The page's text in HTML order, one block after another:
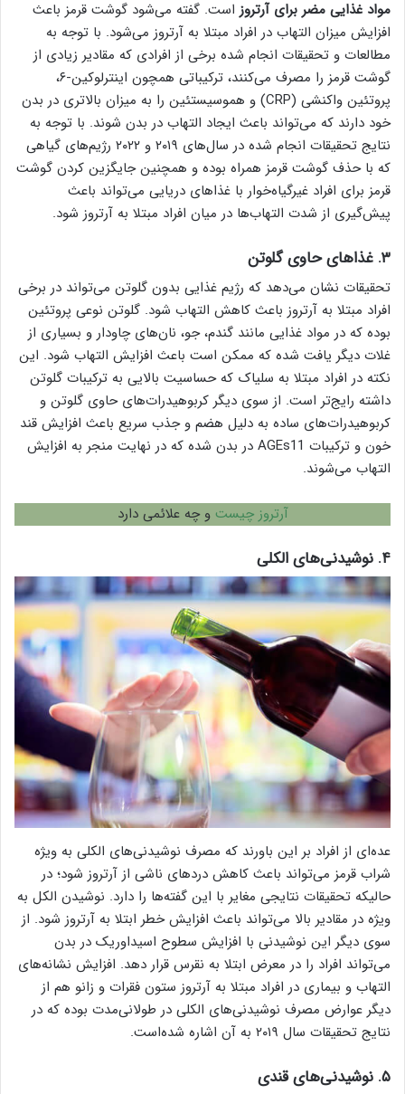
مواد غذایی مضر برای آرتروزاست. گفته می‌شود گوشت قرمز باعث
افزایش میزان التهاب در افراد مبتلا به آرتروز می‌شود. با توجه به
مطالعات و تحقیقات انجام شده برخی از افرادی که مقادیر زیادی از
گوشت قرمز را مصرف می‌کنند، ترکیباتی همچون اینترلوکین-۶،
پروتئین واکنشی (CRP) و هموسیستئین را به میزان بالاتری در بدن
خود دارند که می‌تواند باعث ایجاد التهاب در بدن شوند. با توجه به
نتایج تحقیقات انجام شده در سال‌های ۲۰۱۹ و ۲۰۲۲ رژیم‌های گیاهی
که با حذف گوشت قرمز همراه بوده و همچنین جایگزین کردن گوشت
قرمز برای افراد غیرگیاه‌خوار با غذاهای دریایی می‌تواند باعث
پیش‌گیری از شدت التهاب‌ها در میان افراد مبتلا به آرتروز شود.
۳. غذاهای حاوی گلوتن
تحقیقات نشان می‌دهد که رژیم غذایی بدون گلوتن می‌تواند در برخی
افراد مبتلا به آرتروز باعث کاهش التهاب شود. گلوتن نوعی پروتئین
بوده که در مواد غذایی مانند گندم، جو، نان‌های چاودار و بسیاری از
غلات دیگر یافت شده که ممکن است باعث افزایش التهاب شود. این
نکته در افراد مبتلا به سلیاک که حساسیت بالایی به ترکیبات گلوتن
داشته رایج‌تر است. از سوی دیگر کربوهیدرات‌های حاوی گلوتن و
کربوهیدرات‌های ساده به دلیل هضم و جذب سریع باعث افزایش قند
خون و ترکیبات AGEs11 در بدن شده که در نهایت منجر به افزایش
التهاب می‌شوند.
آرتروز چیست و چه علائمی دارد
۴. نوشیدنی‌های الکلی
عده‌ای از افراد بر این باورند که مصرف نوشیدنی‌های الکلی به ویژه
شراب قرمز می‌تواند باعث کاهش دردهای ناشی از آرتروز شود؛ در
حالیکه تحقیقات نتایجی مغایر با این گفته‌ها را دارد. نوشیدن الکل به
ویژه در مقادیر بالا می‌تواند باعث افزایش خطر ابتلا به آرتروز شود. از
سوی دیگر این نوشیدنی با افزایش سطوح اسیداوریک در بدن
می‌تواند افراد را در معرض ابتلا به نقرس قرار دهد. افزایش نشانه‌های
التهاب و بیماری در افراد مبتلا به آرتروز ستون فقرات و زانو هم از
دیگر عوارض مصرف نوشیدنی‌های الکلی در طولانی‌مدت بوده که در
نتایج تحقیقات سال ۲۰۱۹ به آن اشاره شده‌است.
۵. نوشیدنی‌های قندی